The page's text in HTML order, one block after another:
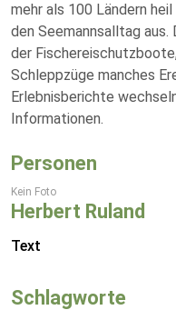
mehr als 100 Ländern
den Seemannsalltag aus.
der
Schleppzüge manches
Erlebnisberichte
Informationen.
Personen
Kein Foto
Herbert Ruland
Text
Schlagworte